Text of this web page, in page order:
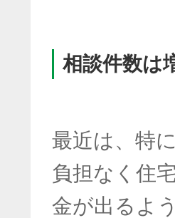
相談件数は
最近は、特
負担なく住
金が出るよ